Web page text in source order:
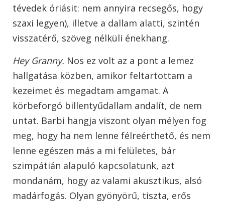
tévedek óriásit: nem annyira recsegős, hogy
szaxi legyen), illetve a dallam alatti, szintén
visszatérő, szöveg nélküli énekhang.
Hey Granny. Nos ez volt az a pont a lemez
hallgatása közben, amikor feltartottam a
kezeimet és megadtam amgamat. A
körbeforgó billentyűdallam andalít, de nem
untat. Barbi hangja viszont olyan mélyen fog
meg, hogy ha nem lenne félreérthető, és nem
lenne egészen más a mi felületes, bár
szimpátián alapuló kapcsolatunk, azt
mondanám, hogy az valami akusztikus, alsó
madárfogás. Olyan gyönyörű, tiszta, erős